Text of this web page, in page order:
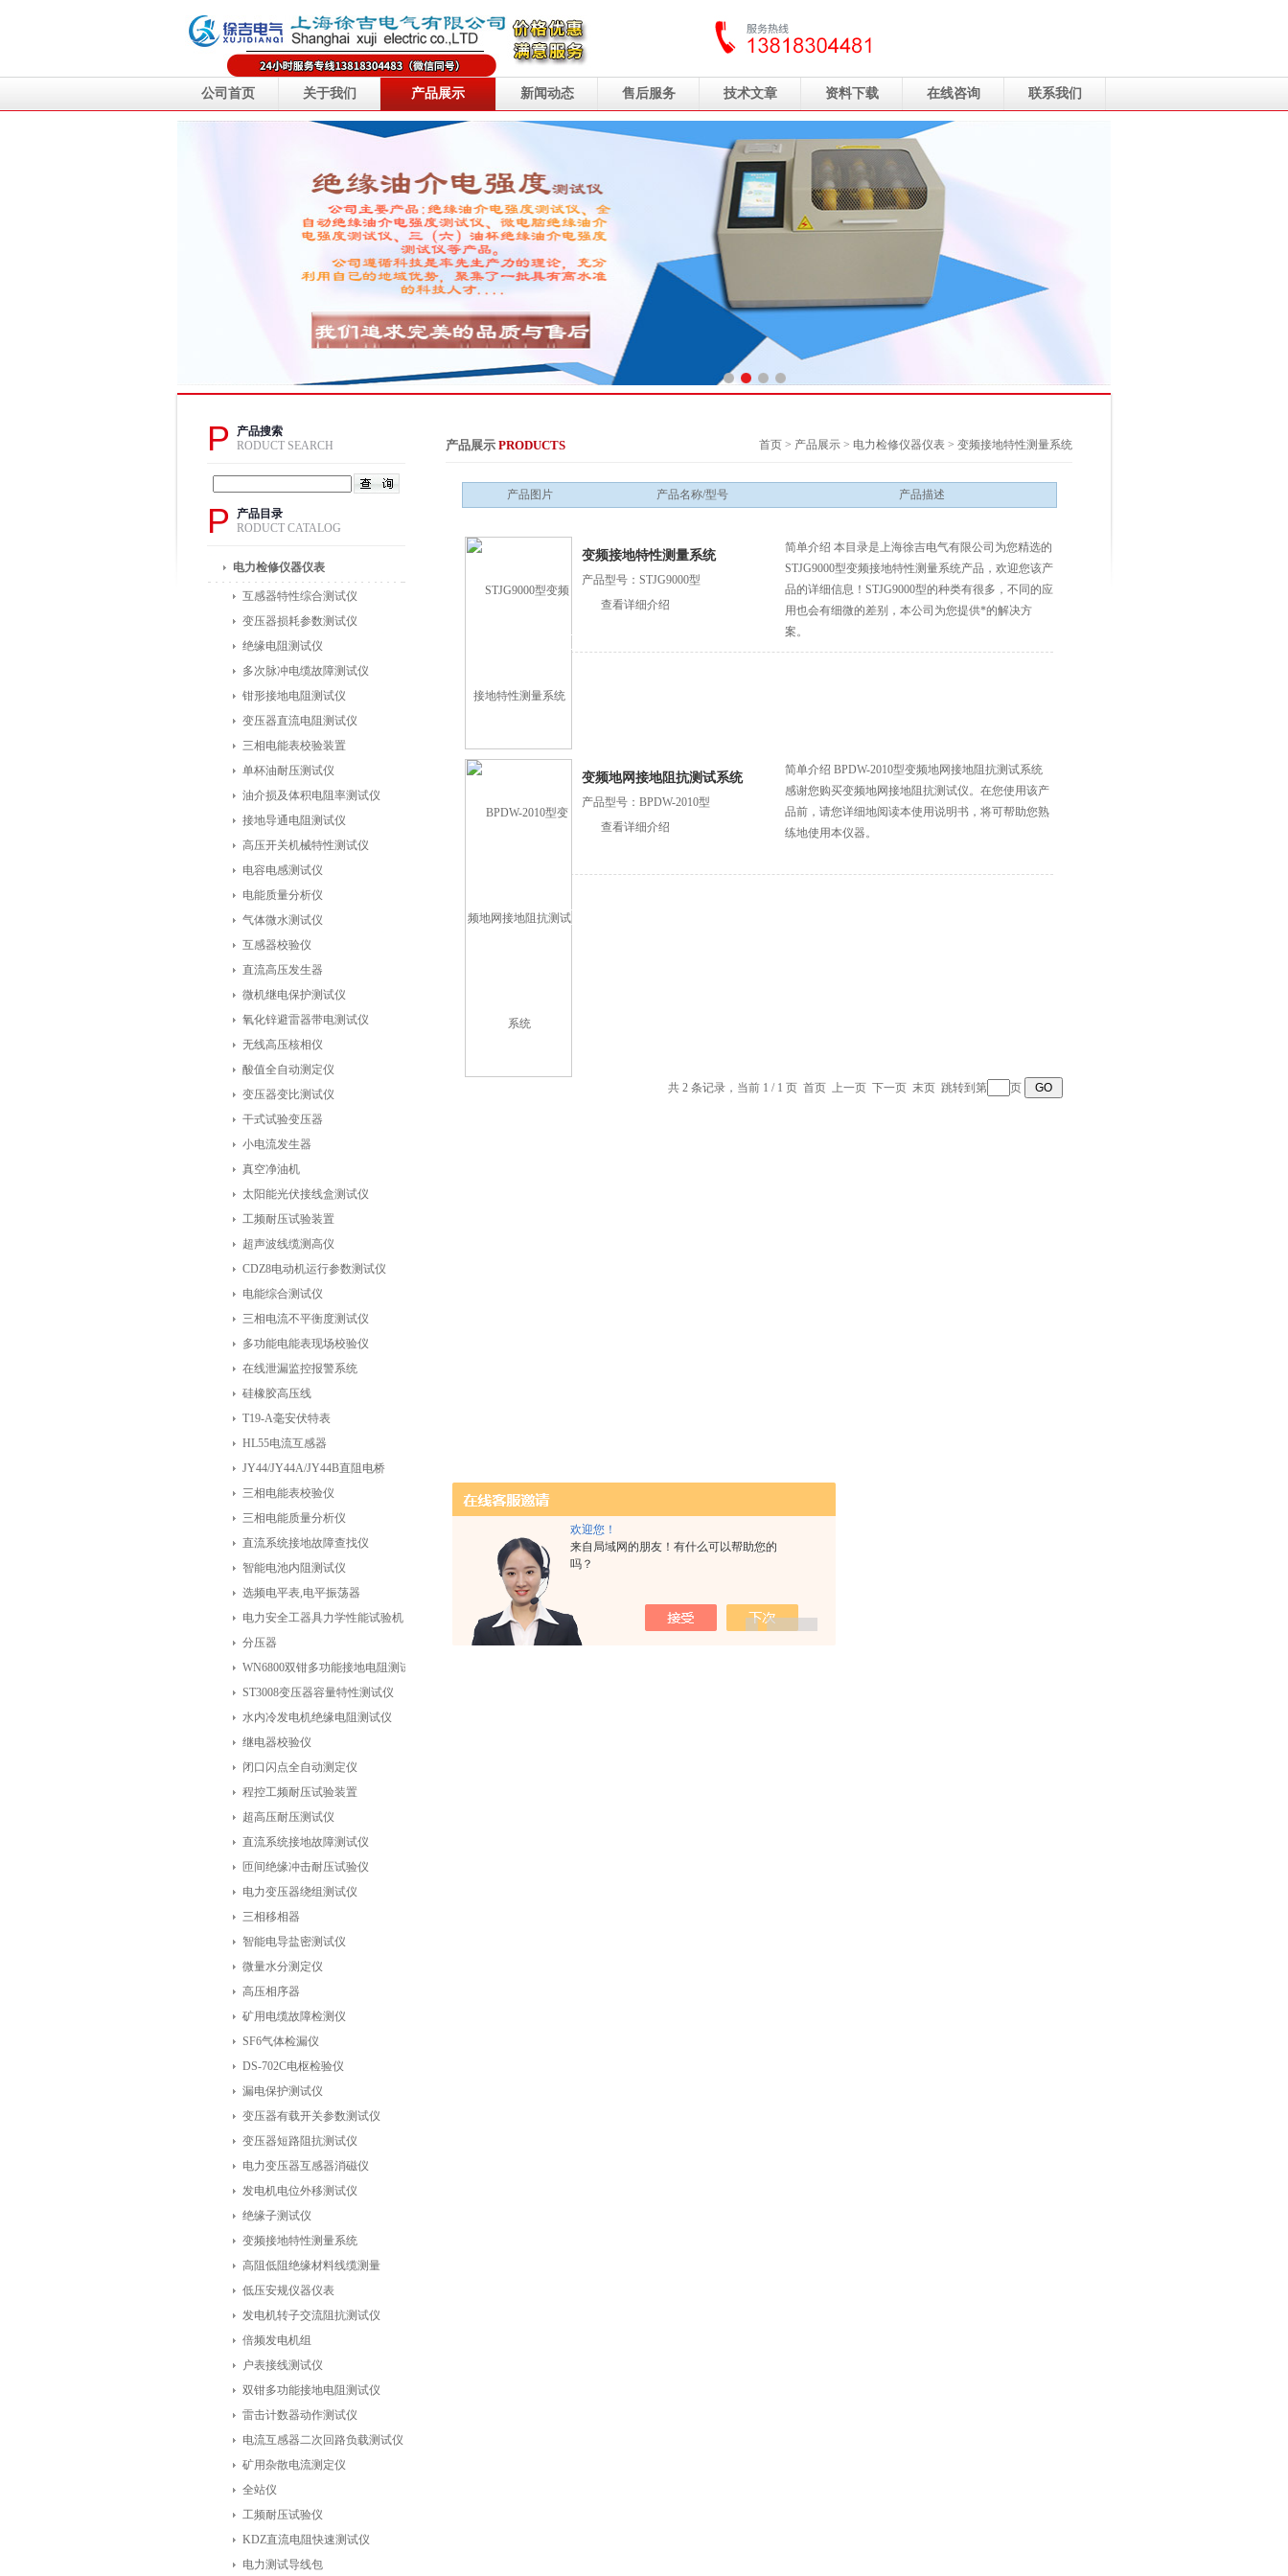
欢迎您！
来自局域网的朋友！有什么可以帮助您的
吗？
公司首页 关于我们 产品展示 新闻动态 售后服务 技术文章 资料下载 在线咨询 联系我们
P
产品搜索
RODUCT SEARCH
P
产品目录
RODUCT CATALOG
电力检修仪器仪表
互感器特性综合测试仪
变压器损耗参数测试仪
绝缘电阻测试仪
多次脉冲电缆故障测试仪
钳形接地电阻测试仪
变压器直流电阻测试仪
三相电能表校验装置
单杯油耐压测试仪
油介损及体积电阻率测试仪
接地导通电阻测试仪
高压开关机械特性测试仪
电容电感测试仪
电能质量分析仪
气体微水测试仪
互感器校验仪
直流高压发生器
微机继电保护测试仪
氧化锌避雷器带电测试仪
无线高压核相仪
酸值全自动测定仪
变压器变比测试仪
干式试验变压器
小电流发生器
真空净油机
太阳能光伏接线盒测试仪
工频耐压试验装置
超声波线缆测高仪
CDZ8电动机运行参数测试仪
电能综合测试仪
三相电流不平衡度测试仪
多功能电能表现场校验仪
在线泄漏监控报警系统
硅橡胶高压线
T19-A毫安伏特表
HL55电流互感器
JY44/JY44A/JY44B直阻电桥
三相电能表校验仪
三相电能质量分析仪
直流系统接地故障查找仪
智能电池内阻测试仪
选频电平表,电平振荡器
电力安全工器具力学性能试验机
分压器
WN6800双钳多功能接地电阻测试仪
ST3008变压器容量特性测试仪
水内冷发电机绝缘电阻测试仪
继电器校验仪
闭口闪点全自动测定仪
程控工频耐压试验装置
超高压耐压测试仪
直流系统接地故障测试仪
匝间绝缘冲击耐压试验仪
电力变压器绕组测试仪
三相移相器
智能电导盐密测试仪
微量水分测定仪
高压相序器
矿用电缆故障检测仪
SF6气体检漏仪
DS-702C电枢检验仪
漏电保护测试仪
变压器有载开关参数测试仪
变压器短路阻抗测试仪
电力变压器互感器消磁仪
发电机电位外移测试仪
绝缘子测试仪
变频接地特性测量系统
高阻低阻绝缘材料线缆测量
低压安规仪器仪表
发电机转子交流阻抗测试仪
倍频发电机组
户表接线测试仪
双钳多功能接地电阻测试仪
雷击计数器动作测试仪
电流互感器二次回路负载测试仪
矿用杂散电流测定仪
全站仪
工频耐压试验仪
KDZ直流电阻快速测试仪
电力测试导线包
产品展示 PRODUCTS 首页 > 产品展示 > 电力检修仪器仪表 > 变频接地特性测量系统
产品图片 产品名称/型号 产品描述
变频接地特性测量系统
产品型号：STJG9000型
查看详细介绍
简单介绍 本目录是上海徐吉电气有限公司为您精选的
STJG9000型变频接地特性测量系统产品，欢迎您该产
品的详细信息！STJG9000型的种类有很多，不同的应
用也会有细微的差别，本公司为您提供*的解决方
案。
变频地网接地阻抗测试系统
产品型号：BPDW-2010型
查看详细介绍
简单介绍 BPDW-2010型变频地网接地阻抗测试系统
感谢您购买变频地网接地阻抗测试仪。在您使用该产
品前，请您详细地阅读本使用说明书，将可帮助您熟
练地使用本仪器。
共 2 条记录，当前 1 / 1 页 首页 上一页 下一页 末页 跳转到第 页